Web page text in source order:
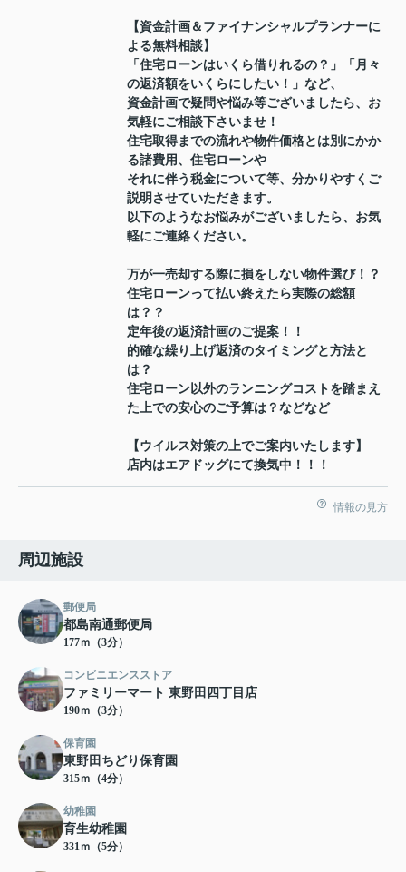
【資金計画＆ファイナンシャルプランナーに
よる無料相談】
「住宅ローンはいくら借りれるの？」「月々
の返済額をいくらにしたい！」など、
資金計画で疑問や悩み等ございましたら、お
気軽にご相談下さいませ！
住宅取得までの流れや物件価格とは別にかか
る諸費用、住宅ローンや
それに伴う税金について等、分かりやすくご
説明させていただきます。
以下のようなお悩みがございましたら、お気
軽にご連絡ください。
万が一売却する際に損をしない物件選び！？
住宅ローンって払い終えたら実際の総額
は？？
定年後の返済計画のご提案！！
的確な繰り上げ返済のタイミングと方法と
は？
住宅ローン以外のランニングコストを踏まえ
た上での安心のご予算は？などなど
【ウイルス対策の上でご案内いたします】
店内はエアドッグにて換気中！！！
情報の見方
周辺施設
郵便局
都島南通郵便局
177ｍ（3分）
コンビニエンスストア
ファミリーマート 東野田四丁目店
190ｍ（3分）
保育園
東野田ちどり保育園
315ｍ（4分）
幼稚園
育生幼稚園
331ｍ（5分）